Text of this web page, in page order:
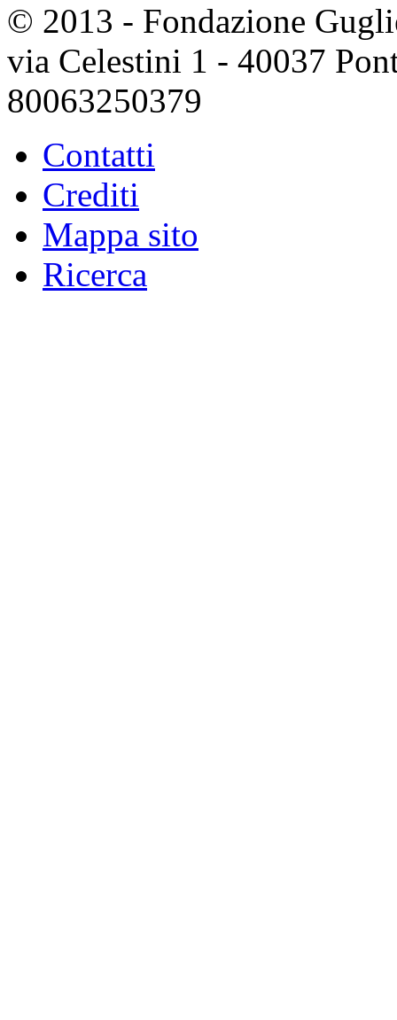
© 2013 - Fondazione
via Celestini 1 - 40037
80063250379
Contatti
Crediti
Mappa sito
Ricerca